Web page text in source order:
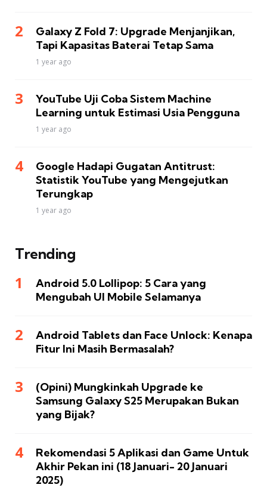
Galaxy Z Fold 7: Upgrade Menjanjikan,
Tapi Kapasitas Baterai Tetap Sama
1 year ago
YouTube Uji Coba Sistem Machine
Learning untuk Estimasi Usia Pengguna
1 year ago
Google Hadapi Gugatan Antitrust:
Statistik YouTube yang Mengejutkan
Terungkap
1 year ago
Trending
Android 5.0 Lollipop: 5 Cara yang
Mengubah UI Mobile Selamanya
Android Tablets dan Face Unlock: Kenapa
Fitur Ini Masih Bermasalah?
(Opini) Mungkinkah Upgrade ke
Samsung Galaxy S25 Merupakan Bukan
yang Bijak?
Rekomendasi 5 Aplikasi dan Game Untuk
Akhir Pekan ini (18 Januari- 20 Januari
2025)